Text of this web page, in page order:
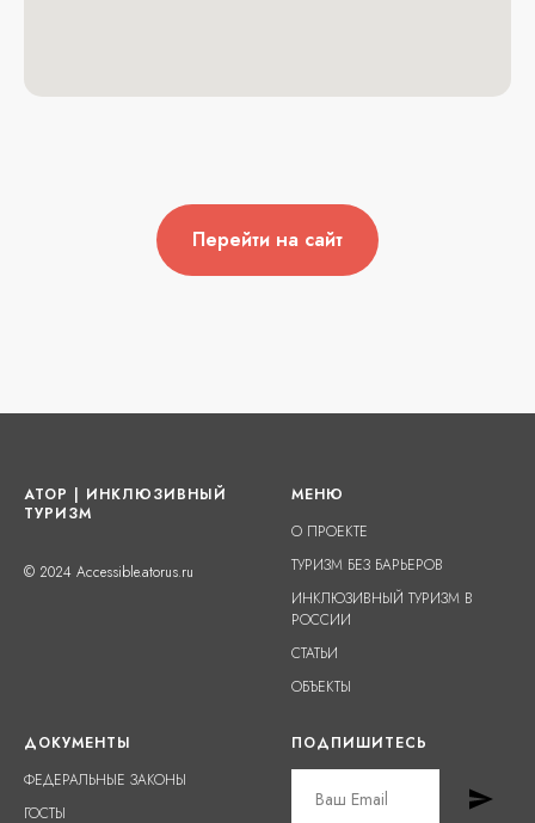
Перейти на сайт
АТОР | ИНКЛЮЗИВНЫЙ
ТУРИЗМ
© 2024 Accessible.atorus.ru
МЕНЮ
О ПРОЕКТЕ
ТУРИЗМ БЕЗ БАРЬЕРОВ
ИНКЛЮЗИВНЫЙ ТУРИЗМ В
РОССИИ
СТАТЬИ
ОБЪЕКТЫ
ДОКУМЕНТЫ
ФЕДЕРАЛЬНЫЕ ЗАКОНЫ
ГОСТЫ
ПОДПИШИТЕСЬ